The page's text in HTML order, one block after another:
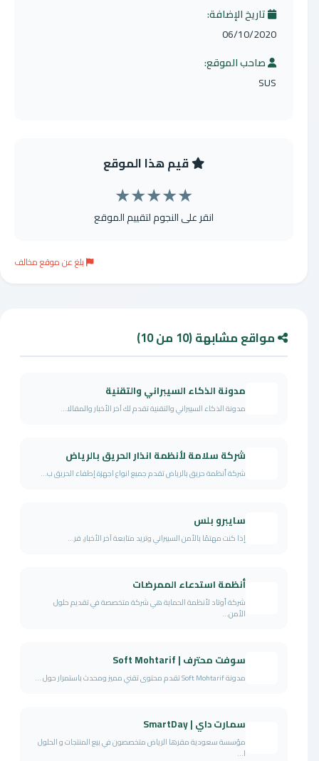
تاريخ الإضافة:
06/10/2020
صاحب الموقع:
SUS
قيم هذا الموقع
★
★
★
★
★
انقر على النجوم لتقييم الموقع
بلغ عن موقع مخالف
مواقع مشابهة (10 من 10)
مدونة الذكاء السيبراني والتقنية
مدونة الذكاء السيبراني والتقنية تقدم لك آخر الأخبار والمقالا...
شركة سلامة لأنظمة انذار الحريق بالرياض
شركة أنظمة حريق بالرياض تقدم جميع انواع اجهزة إطفاء الحريق ب...
سايبرو بلس
إذا كنت مهتمًا بالأمن السيبراني وتريد متابعة آخر الأخبار، قر...
أنظمة استدعاء الممرضات
شركة أوتاد لأنظمة الحماية هي شركة متخصصة في تقديم حلول
الأمن...
سوفت محترف | Soft Mohtarif
مدونة Soft Mohtarif تقدم محتوى تقني مميز ومحدث باستمرار حول ...
سمارت داي | SmartDay
مؤسسة سعودية مقرها الرياض متخصصون في بيع المنتجات و الحلول
ا...